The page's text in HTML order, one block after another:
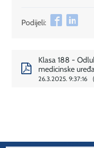
Podijeli:
Klasa 188 -
medicinske
26.3.2025. 9:37:16